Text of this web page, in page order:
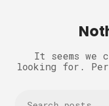
It seems we
looking for.